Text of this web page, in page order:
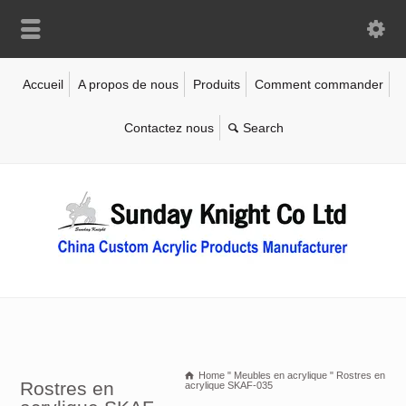
Accueil A propos de nous Produits Comment commander
Contactez nous
Rostres en
Home " Meubles en acrylique " Rostres en
acrylique SKAF-035